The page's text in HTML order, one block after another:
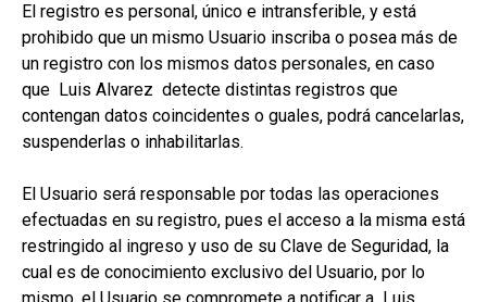
El registro es personal, único e intransferible, y está
prohibido que un mismo Usuario inscriba o posea más de
un registro con los mismos datos personales, en caso
que Luis Alvarez detecte distintas registros que
contengan datos coincidentes o guales, podrá cancelarlas,
suspenderlas o inhabilitarlas.
El Usuario será responsable por todas las operaciones
efectuadas en su registro, pues el acceso a la misma está
restringido al ingreso y uso de su Clave de Seguridad, la
cual es de conocimiento exclusivo del Usuario, por lo